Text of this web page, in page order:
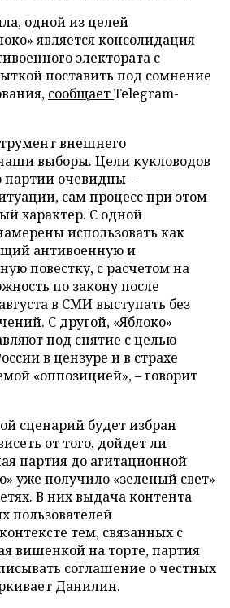
одной из целей
является консолидация
электората с
поставить под сомнение
сообщаетTelegram-
внешнего
выборы. Цели кукловодов
партии очевидны –
сам процесс при этом
характер. С одной
использовать как
антивоенную и
повестку, с расчетом на
по закону после
в СМИ выступать без
С другой, «Яблоко»
под снятие с целью
в цензуре и в страхе
«оппозицией», – говорит
сценарий будет избран
от того, дойдет ли
партия до агитационной
уже получило «зеленый свет»
В них выдача контента
пользователей
тем, связанных с
вишенкой на торте, партия
соглашение о честных
Данилин.